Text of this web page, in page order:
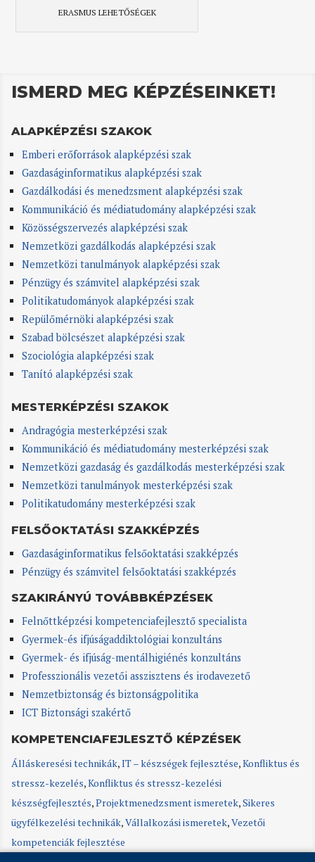
ERASMUS LEHETŐSÉGEK
ISMERD MEG KÉPZÉSEINKET!
ALAPKÉPZÉSI SZAKOK
Emberi erőforrások alapképzési szak
Gazdaságinformatikus alapképzési szak
Gazdálkodási és menedzsment alapképzési szak
Kommunikáció és médiatudomány alapképzési szak
Közösségszervezés alapképzési szak
Nemzetközi gazdálkodás alapképzési szak
Nemzetközi tanulmányok alapképzési szak
Pénzügy és számvitel alapképzési szak
Politikatudományok alapképzési szak
Repülőmérnöki alapképzési szak
Szabad bölcsészet alapképzési szak
Szociológia alapképzési szak
Tanító alapképzési szak
MESTERKÉPZÉSI SZAKOK
Andragógia mesterképzési szak
Kommunikáció és médiatudomány mesterképzési szak
Nemzetközi gazdaság és gazdálkodás mesterképzési szak
Nemzetközi tanulmányok mesterképzési szak
Politikatudomány mesterképzési szak
FELSŐOKTATÁSI SZAKKÉPZÉS
Gazdaságinformatikus felsőoktatási szakképzés
Pénzügy és számvitel felsőoktatási szakképzés
SZAKIRÁNYÚ TOVÁBBKÉPZÉSEK
Felnőttképzési kompetenciafejlesztő specialista
Gyermek-és ifjúságaddiktológiai konzultáns
Gyermek- és ifjúság-mentálhigiénés konzultáns
Professzionális vezetői asszisztens és irodavezető
Nemzetbiztonság és biztonságpolitika
ICT Biztonsági szakértő
KOMPETENCIAFEJLESZTŐ KÉPZÉSEK
Álláskeresési technikák,IT – készségek fejlesztése,Konfliktus és
stressz-kezelés,Konfliktus és stressz-kezelési
készségfejlesztés,Projektmenedzsment ismeretek,Sikeres
ügyfélkezelési technikák,Vállalkozási ismeretek,Vezetői
kompetenciák fejlesztése